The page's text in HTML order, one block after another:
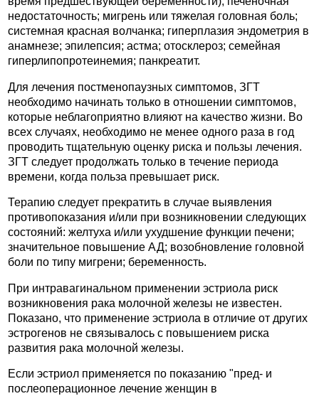
недостаточность; мигрень или тяжелая головная боль;
системная красная волчанка; гиперплазия эндометрия в
анамнезе; эпилепсия; астма; отосклероз; семейная
гиперлипопротеинемия; панкреатит.
Для лечения постменопаузных симптомов, ЗГТ
необходимо начинать только в отношении симптомов,
которые неблагоприятно влияют на качество жизни. Во
всех случаях, необходимо не менее одного раза в год
проводить тщательную оценку риска и пользы лечения.
ЗГТ следует продолжать только в течение периода
времени, когда польза превышает риск.
Терапию следует прекратить в случае выявления
противопоказания и/или при возникновении следующих
состояний: желтуха и/или ухудшение функции печени;
значительное повышение АД; возобновление головной
боли по типу мигрени; беременность.
При интравагинальном применении эстриола риск
возникновения рака молочной железы не известен.
Показано, что применение эстриола в отличие от других
эстрогенов не связывалось с повышением риска
развития рака молочной железы.
Если эстриол применяется по показанию "пред- и
послеоперационное лечение женщин в